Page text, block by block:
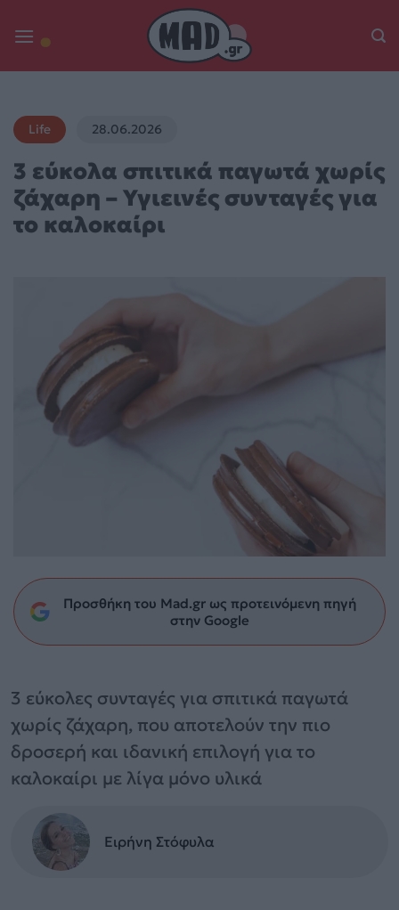
Life 28.06.2026
3 εύκολα σπιτικά παγωτά χωρίς
ζάχαρη – Υγιεινές συνταγές για
το καλοκαίρι
Προσθήκη του Mad.gr ως προτεινόμενη πηγή
στην Google
3 εύκολες συνταγές για σπιτικά παγωτά
χωρίς ζάχαρη, που αποτελούν την πιο
δροσερή και ιδανική επιλογή για το
καλοκαίρι με λίγα μόνο υλικά
Ειρήνη Στόφυλα